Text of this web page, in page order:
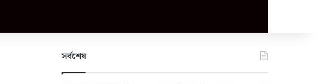
সর্বশেষ